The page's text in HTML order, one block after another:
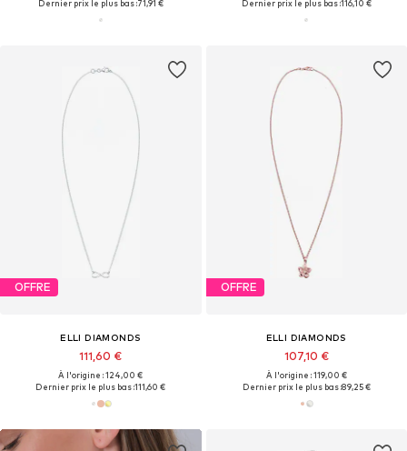
Dernier prix le plus bas :71,91 €
Dernier prix le plus bas :116,10 €
OFFRE
ELLI DIAMONDS
111,60 €
À l'origine : 124,00 €
Dernier prix le plus bas :111,60 €
OFFRE
ELLI DIAMONDS
107,10 €
À l'origine : 119,00 €
Dernier prix le plus bas :89,25 €